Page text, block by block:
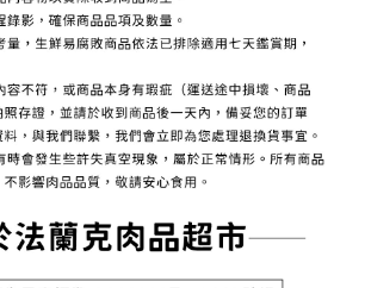
單，「大哥付你分期」於每月結算日後寄送繳費提
後，可選擇「超商條碼／台灣大直營門市／銀行轉
」等通路繳費。
大股份有限公司」（以下簡稱本公司）所提供，讓
本服務購買商品或服務，並由商店將買賣／分期付款
後，依約使用本公司帳單繳交帳款。
或地址）提供予台灣大哥大進項蒐集、處理及利用，
期帳單所需資料之確認、核對及更正。
結帳流程】
先享後付」後，將跳轉至「AFTEE先享後付」
並確認金額後，即可完成結帳。
您將收到繳費通知簡訊。
後14天內，點擊此簡訊中的連結，可透過四大超商／
元方式進行付款，方視為交易完成。
當下不需立刻繳費，但若您需要取消訂單，請聯絡
家同意取消之訂單仍視為有效，需透過AFTEE先享
取消欲退款等相關疑問，請聯繫「AFTEE先享後付
support/home
額最高到2999元，超過請選宅配)(離島
含以上)免運費
5天)(購買金額最高到2999元，超過請選
前)(如要選取7-11超取，單筆訂單金額最高